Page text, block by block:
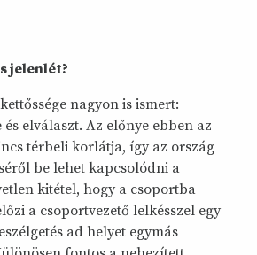
jelenlét?
nagyon is ismert:
és elválaszt. Az előnye ebben az
térbeli korlátja, így az ország
be lehet kapcsolódni a
kitétel, hogy a csoportba
a csoportvezető lelkésszel egy
ad helyet egymás